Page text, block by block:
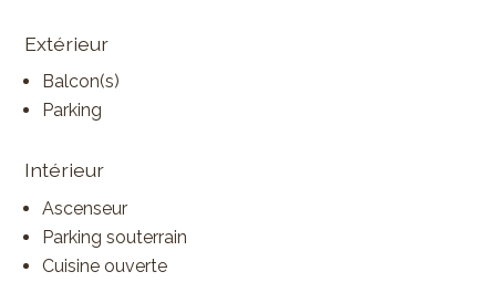
Extérieur
Balcon(s)
Parking
Intérieur
Ascenseur
Parking souterrain
Cuisine ouverte